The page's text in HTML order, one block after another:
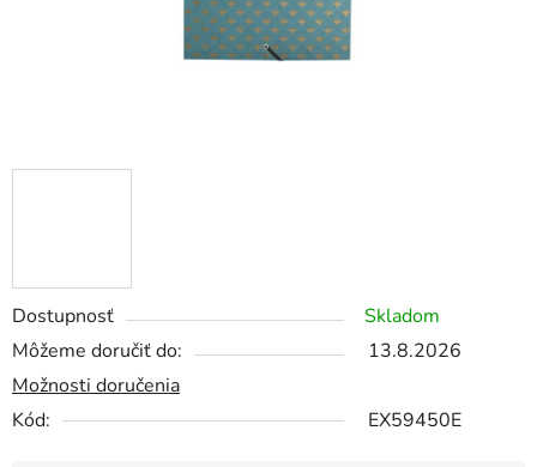
Dostupnosť
Skladom
Môžeme doručiť do:
13.8.2026
Možnosti doručenia
Kód:
EX59450E